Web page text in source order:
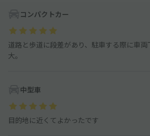
コンパクトカー
道路と歩道に段差があり、駐車する際に車両
大。
中型車
目的地に近くてよかったです